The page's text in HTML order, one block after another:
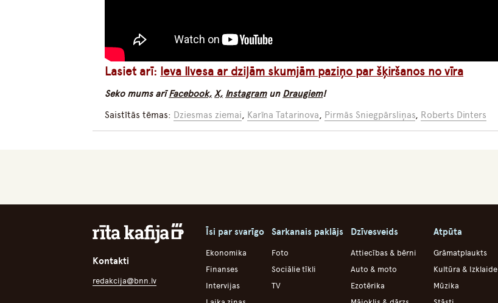
Lasiet arī: Ieva Ilvesa ar dziļām skumjām paziņo par šķiršanos no vīra
Seko mums arīFacebook, X, Instagramun Draugiem!
Saistītās tēmas: Dziesmas ziemai, Karīna Tatarinova, Pirmās Sniegpārsliņas, Roberts Dinters
Kontakti
redakcija@bnn.lv
Īsi par svarīgo
Ekonomika
Finanses
Intervijas
Sarkanais paklājs
Foto
Sociālie tīkli
TV
Dzīvesveids
Attiecības & bērni
Auto & moto
Ezotērika
Atpūta
Grāmatplaukts
Kultūra & Izklaide
Mūzika